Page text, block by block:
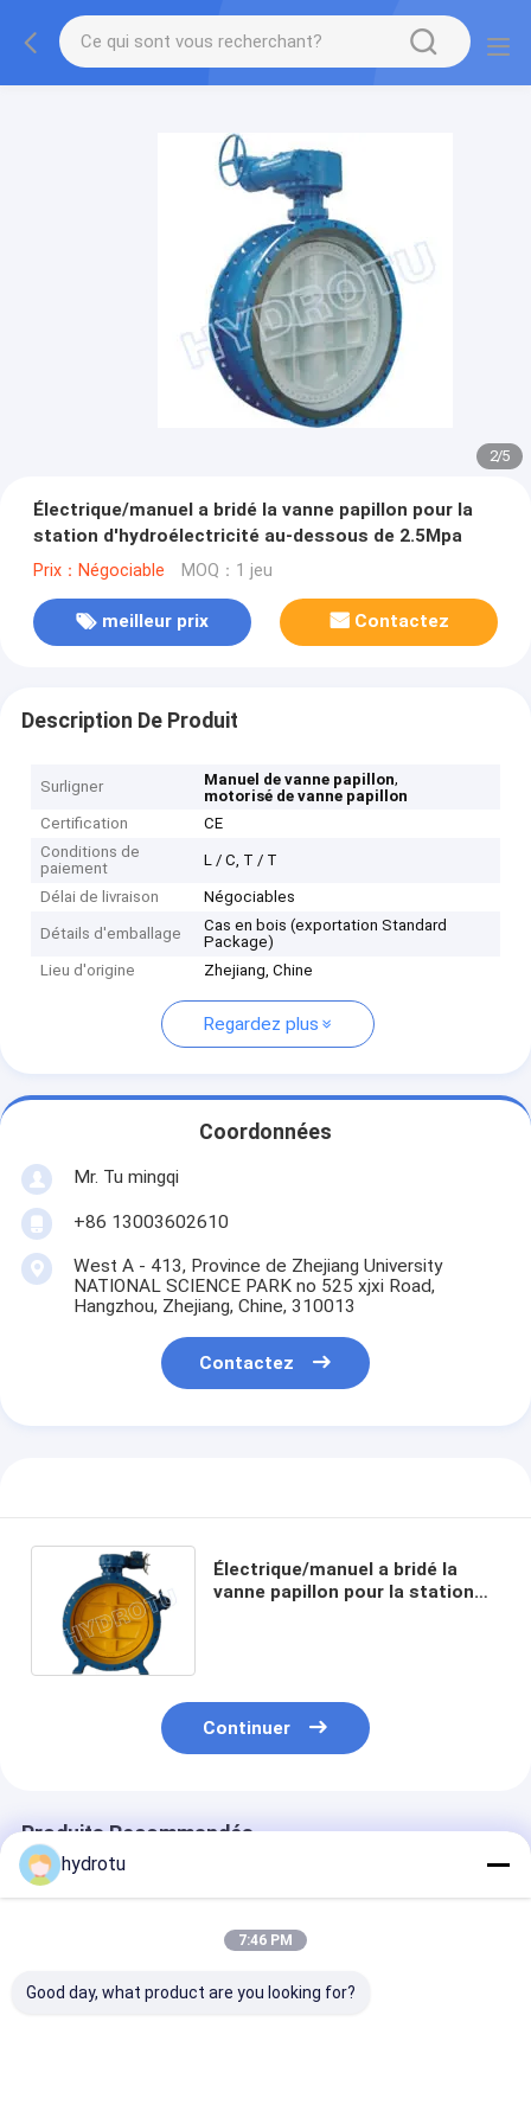
2/5
Électrique/manuel a bridé la vanne papillon pour la
station d'hydroélectricité au-dessous de 2.5Mpa
Prix：Négociable MOQ：1 jeu
meilleur prix Contactez
Description De Produit
Surligner Manuel de vanne papillon,
motorisé de vanne papillon
Certification
CE
Conditions de
paiement
L / C, T / T
Délai de livraison Négociables
Détails d'emballage
Cas en bois (exportation Standard
Package)
Lieu d'origine
Zhejiang, Chine
Regardez plus
Coordonnées
Mr. Tu mingqi
+86 13003602610
West A - 413, Province de Zhejiang University
NATIONAL SCIENCE PARK no 525 xjxi Road,
Hangzhou, Zhejiang, Chine, 310013
Contactez
Électrique/manuel a bridé la
vanne papillon pour la station
Continuer
Produits Recommandés
hydrotu
7:46 PM
Good day, what product are you looking for?